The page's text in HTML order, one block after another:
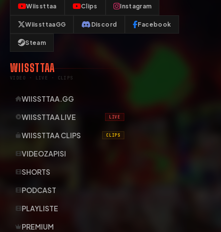
Wiissttaa Clips Instagram
WiissttaaGG Discord Facebook
Steam
WIISSTTAA
VIDEO · LIVE · CLIPS
WIISSTTAA.GG
WIISSTTAA LIVE LIVE
WIISSTTAA CLIPS CLIPS
VIDEOZAPISI
SHORTS
PODCAST
PLAYLISTE
PREMIUM